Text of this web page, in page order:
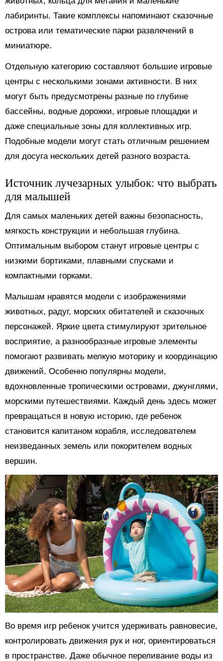
лабиринты. Такие комплексы напоминают сказочные
острова или тематические парки развлечений в
миниатюре.
Отдельную категорию составляют большие игровые
центры с несколькими зонами активности. В них
могут быть предусмотрены разные по глубине
бассейны, водные дорожки, игровые площадки и
даже специальные зоны для коллективных игр.
Подобные модели могут стать отличным решением
для досуга нескольких детей разного возраста.
Источник лучезарных улыбок: что выбрать
для малышей
Для самых маленьких детей важны безопасность,
мягкость конструкции и небольшая глубина.
Оптимальным выбором станут игровые центры с
низкими бортиками, плавными спусками и
компактными горками.
Малышам нравятся модели с изображениями
животных, радуг, морских обитателей и сказочных
персонажей. Яркие цвета стимулируют зрительное
восприятие, а разнообразные игровые элементы
помогают развивать мелкую моторику и координацию
движений. Особенно популярны модели,
вдохновленные тропическими островами, джунглями,
морскими путешествиями. Каждый день здесь может
превращаться в новую историю, где ребенок
становится капитаном корабля, исследователем
неизведанных земель или покорителем водных
вершин.
Во время игр ребенок учится удерживать равновесие,
контролировать движения рук и ног, ориентироваться
в пространстве. Даже обычное переливание воды из